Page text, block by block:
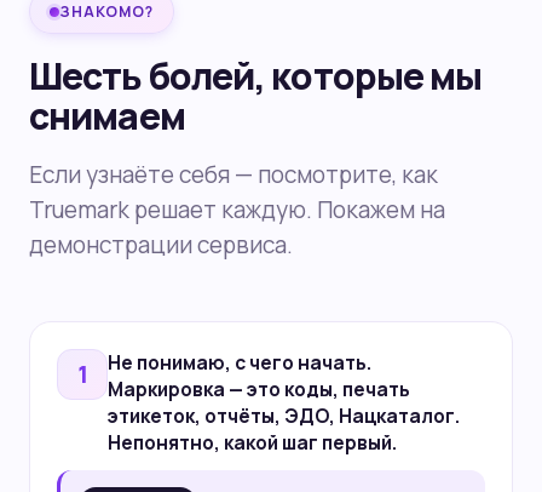
ЗНАКОМО?
Шесть болей, которые мы
снимаем
Если узнаёте себя — посмотрите, как
Truemark решает каждую. Покажем на
демонстрации сервиса.
1 Не понимаю, с чего начать.
Маркировка — это коды, печать
этикеток, отчёты, ЭДО, Нацкаталог.
Непонятно, какой шаг первый.